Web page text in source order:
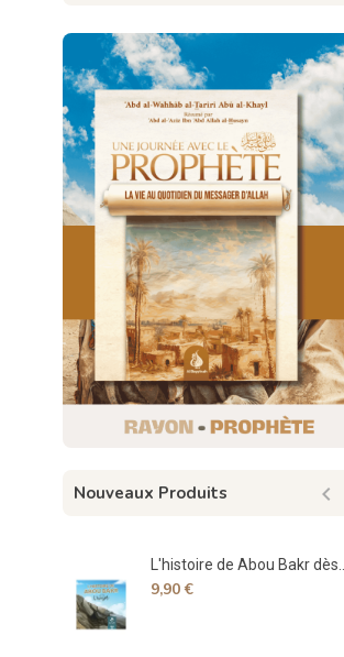
Nouveaux Produits
L'histoire de Abou Bakr dès...
9,90 €
